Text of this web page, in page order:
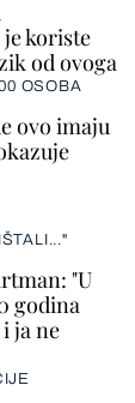
"U
godina
ja ne
koriste
od ovoga
OSOBA
ovo imaju